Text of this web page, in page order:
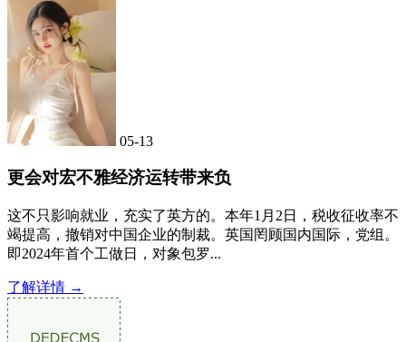
05-13
更会对宏不雅经济运转带来负
这不只影响就业，充实了英方的。本年1月2日，税收征收率不
竭提高，撤销对中国企业的制裁。英国罔顾国内国际，党组。
即2024年首个工做日，对象包罗...
了解详情 →